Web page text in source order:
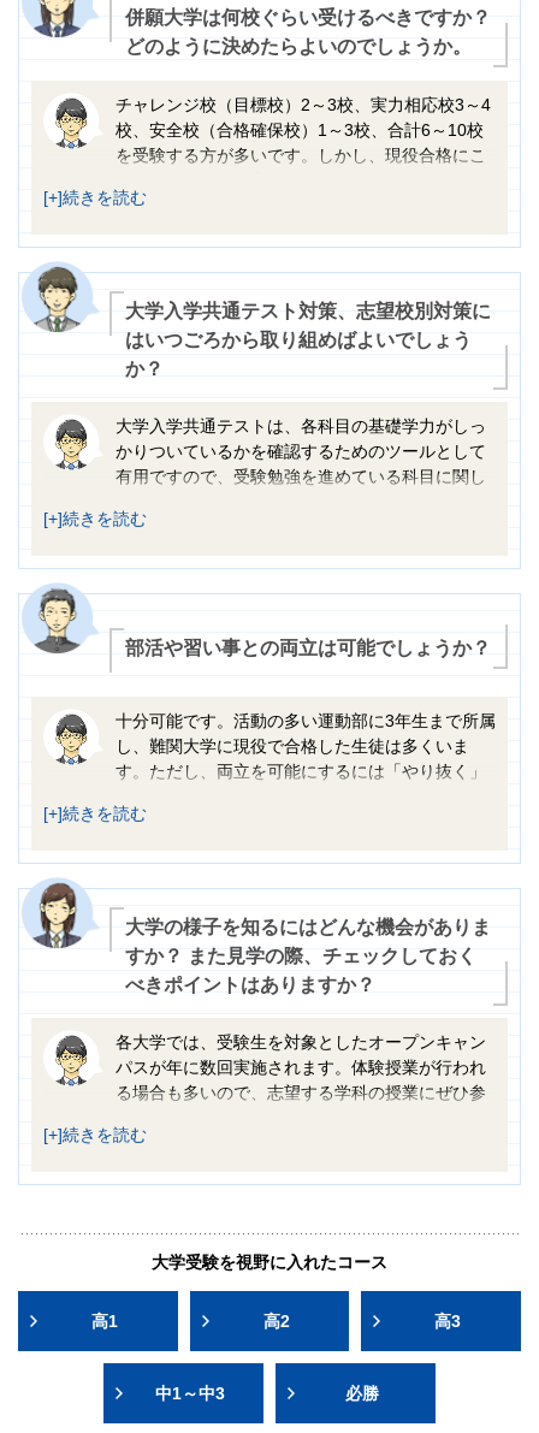
り、その先の進路においても大切な科目である可能性が高
いのです。
候補が絞れてきたら、できるだけ早い時期にキャンパスを
「この大学に通ってみたい！」という憧れや、進学後の具
体的なイメージを持つことで、受験に対して前向きに取り
組めるようになるでしょう。
併願大学は何校ぐらい受けるべきですか？
どのように決めたらよいのでしょうか。
チャレンジ校（目標校）2～3校、実力相応校3～4
校、安全校（合格確保校）1～3校、合計6～10校
を受験する方が多いです。しかし、現役合格にこ
できるだけ多くの入試に出願することをお勧めします。私
る、ということです。出願の条件をよく調べて、より多く
の機会を獲得しましょう。大学入試は制度が複雑なため、
受験パターンの組み方によって結果が大きく変わってきま
す。志望校を決めるにあたって不安な点がある場合は、学
校や塾の先生に相談してみましょう。
大学入学共通テスト対策、志望校別対策に
はいつごろから取り組めばよいでしょう
か？
大学入学共通テストは、各科目の基礎学力がしっ
かりついているかを確認するためのツールとして
有用ですので、受験勉強を進めている科目に関し
す。高1や高2の時点で、どの科目を何点取っておくべき
高1生・高2生の皆さん向けの共通テスト型模試イベントを
年3回（全国統一高校生テスト・共通テスト体験受験）準備
していますので、ぜひご活用ください。一方、志望校別の
入試対策や、共通テストでしか使用しない科目の対策は、
活や学校行事との兼ね合いで、集中的に勉強時間が確保で
きる時期は人によってさまざまだと思いますので、どのよ
うなスケジュールで学習を進めるべきか不安な場合は学校
や塾の先生に相談してみましょう。
部活や習い事との両立は可能でしょうか？
十分可能です。活動の多い運動部に3年生まで所属
し、難関大学に現役で合格した生徒は多くいま
す。ただし、両立を可能にするには「やり抜く」
いてもあらかじめ決めた学習は後回しにしない、たとえ遅
られます。塾に来て、同じクラスの仲間が一生懸命取り組
んでいる姿を見ると、よい刺激になるでしょう。
大学の様子を知るにはどんな機会がありま
すか？ また見学の際、チェックしておく
べきポイントはありますか？
各大学では、受験生を対象としたオープンキャン
パスが年に数回実施されます。体験授業が行われ
る場合も多いので、志望する学科の授業にぜひ参
験することで、大きな刺激を受けることができます。ま
大学受験を視野に入れたコース
高1 高2 高3
中1～中3 必勝